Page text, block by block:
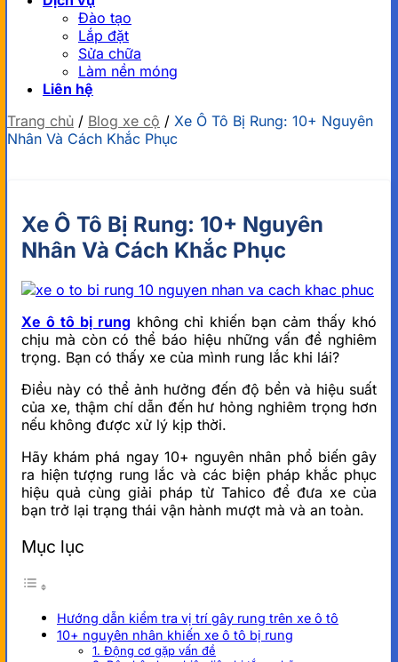
Đào tạo
Lắp đặt
Sửa chữa
Làm nền móng
Liên hệ
Trang chủ / Blog xe cộ / Xe Ô Tô Bị Rung: 10+ Nguyên
Nhân Và Cách Khắc Phục
Xe Ô Tô Bị Rung: 10+ Nguyên
Nhân Và Cách Khắc Phục
Xe ô tô bị rungkhông chỉ khiến bạn cảm thấy khó
chịu mà còn có thể báo hiệu những vấn đề nghiêm
trọng. Bạn có thấy xe của mình rung lắc khi lái?
Điều này có thể ảnh hưởng đến độ bền và hiệu suất
của xe, thậm chí dẫn đến hư hỏng nghiêm trọng hơn
nếu không được xử lý kịp thời.
Hãy khám phá ngay 10+ nguyên nhân phổ biến gây
ra hiện tượng rung lắc và các biện pháp khắc phục
hiệu quả cùng giải pháp từ Tahico để đưa xe của
bạn trở lại trạng thái vận hành mượt mà và an toàn.
Mục lục
Hướng dẫn kiểm tra vị trí gây rung trên xe ô tô
10+ nguyên nhân khiến xe ô tô bị rung
1. Động cơ gặp vấn đề